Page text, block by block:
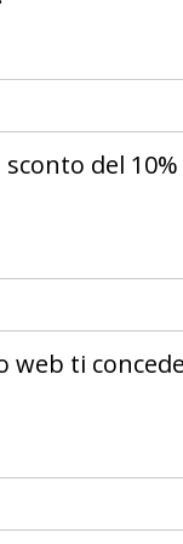
del
web ti